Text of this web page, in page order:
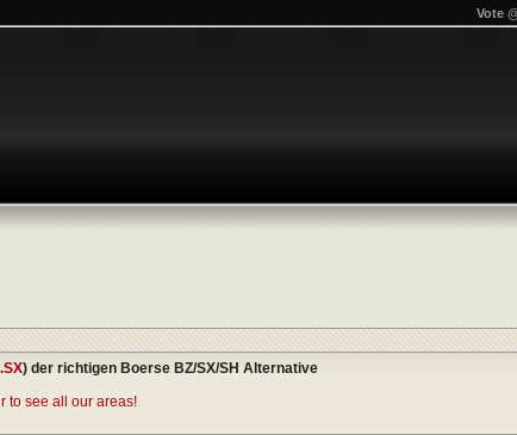
Vote
) der richtigen Boerse BZ/SX/SH Alternative
to see all our areas!